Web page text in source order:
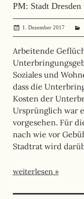
PM: Stadt
1. Dezember 2017
Arbeitende
Soziales und
dass die
Kosten der
Ursprünglich war
vorgesehen. Für
nach wie vor
Stadtrat wird
weiterlesen